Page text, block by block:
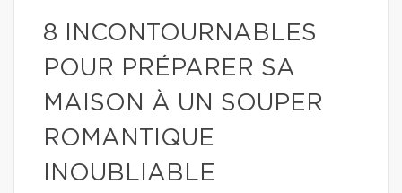
8 INCONTOURNABLES
POUR PRÉPARER SA
MAISON À UN SOUPER
ROMANTIQUE
INOUBLIABLE